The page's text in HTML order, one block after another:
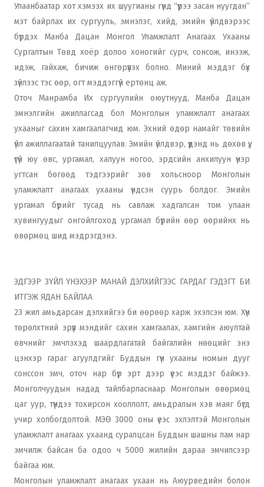
Улаанбаатар хот хэмээх их шуугианы гүнд “үүрээ засан нуугдан”
мэт байрлах их сургууль, эмнэлэг, хийд, эмийн үйлдвэрээс
бүрдэх Манба Дацан Монгол Уламжлалт Анагаах Ухааны
Сургалтын Төвд хоёр долоо хоногийг сурч, сонсож, инээж,
идэж, гайхаж, бичиж өнгөрүүлэх болно. Миний мэддэг бүх
зүйлээс тэс өөр, огт мэддэггүй ертөнц аж.
Оточ Манрамба Их сургуулийн оюутнууд, Манба Дацан
эмнэлгийн ажиллагсад бол Монголын уламжлалт анагаах
ухааныг сахин хамгаалагчид юм. Эхний өдөр намайг төвийн
үйл ажиллагаатай танилцуулав. Эмийн үйлдвэр, үүдэнд нь дөхөв үү,
үгүй юу өвс, ургамал, халуун ногоо, эрдсийн анхилуун үнэр
угтсан бөгөөд тэдгээрийг зөв хольсноор Монголын
уламжлалт анагаах ухааны үндсэн суурь болдог. Эмийн
ургамал бүрийг тусад нь савлаж хадгалсан том улаан
хувингуудыг онгойлгоход ургамал бүрийн өөр өөрийнх нь
өвөрмөц шид мэдрэгдэнэ.
ЭДГЭЭР ЗҮЙЛ ҮНЭХЭЭР МАНАЙ ДЭЛХИЙГЭЭС ГАРДАГ ГЭДЭГТ БИ
ИТГЭЖ ЯДАН БАЙЛАА
23 жил амьдарсан дэлхийгээ би өөрөөр харж эхэлсэн юм. Хүн
төрөлхтний эрүүл мэндийг сахин хамгаалах, хамгийн аюултай
өвчнийг эмчлэхэд шаардлагатай байгалийн нөөцийг энэ
цэнхэр гараг агуулдгийг Буддын гүн ухааны номын дууг
сонссон эмч, оточ нар бүр эрт дээр үеэс мэддэг байжээ.
Монголчуудын надад тайлбарласнаар Монголын өвөрмөц
цаг уур, түүндээ тохирсон хооллолт, амьдралын хэв маяг бүгд
учир холбогдолтой. МЭӨ 3000 оны үеэс эхлэлтэй Монголын
уламжлалт анагаах ухаанд суралцсан Буддын шашны лам нар
эмчилж байсан ба одоо ч 5000 жилийн дараа эмчилсээр
байгаа юм.
Монголын уламжлалт анагаах ухаан нь Аюурведийн болон